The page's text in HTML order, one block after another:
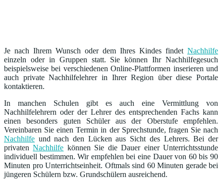
Je nach Ihrem Wunsch oder dem Ihres Kindes findet Nachhilfe
einzeln oder in Gruppen statt. Sie können Ihr Nachhilfegesuch
beispielsweise bei verschiedenen Online-Plattformen inserieren und
auch private Nachhilfelehrer in Ihrer Region über diese Portale
kontaktieren.
In manchen Schulen gibt es auch eine Vermittlung von
Nachhilfelehrern oder der Lehrer des entsprechenden Fachs kann
einen besonders guten Schüler aus der Oberstufe empfehlen.
Vereinbaren Sie einen Termin in der Sprechstunde, fragen Sie nach
Nachhilfe und nach den Lücken aus Sicht des Lehrers. Bei der
privatenNachhilfe können Sie die Dauer einer Unterrichtsstunde
individuell bestimmen. Wir empfehlen bei eine Dauer von 60 bis 90
Minuten pro Unterrichtseinheit. Oftmals sind 60 Minuten gerade bei
jüngeren Schülern bzw. Grundschülern ausreichend.